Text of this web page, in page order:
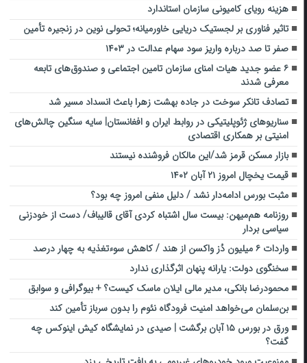
هزینه‌ رویای کامیونی سازمان استاندارد
تاثیر فناوری بر لجستیک دریایی خاورمیانه؛ تحولی نوین در زنجیره تأمین
صفر تا صد درباره واریز سود سهام عدالت در ۱۴۰۳
۶ عضو جدید هیات امنای سازمان تامین اجتماعی و صندوق‌های تابعه
معرفی شدند
تصادف تانکر سوخت در جاده بهشت زهرا باعث انسداد مسیر شد
سناریوهای ژئوپلیتیکی در روابط ایران و افغانستان| سایه سنگین چالش‌های
امنیتی بر همکاری اقتصادی
بازار مسکن قرمز شد/این مالکان فروشنده نیستند
قیمت یخچال امروز ۲۱ آبان ۱۴۰۲
مثبت بورس ادامه‌دار نشد / دلیل منفی امروز چه بود؟
روزنامه هم‌میهن: بیست سال اشتباه کردی آقای قالیباف/ دست از خودزنی
سیاسی بردار
واردات ۶ میلیون دُز واکسن از هند / کاهش سوءتغذیه به چهار درصد
سخنگوی دولت: یارانه پنهان اثرگذاری ندارد
محمودرضا بانکی، مدیر مالی ایلان ماسک کیست؟ + بیوگرافی و سوابق
بن‌سلمان می‌خواهد امنیت فرودگاه نئوم را بدون سرباز تأمین کند
ورق در بورس ۱۵ آبان برگشت | صیدی در نمایشگاه کیش اینوکس چه
گفت؟